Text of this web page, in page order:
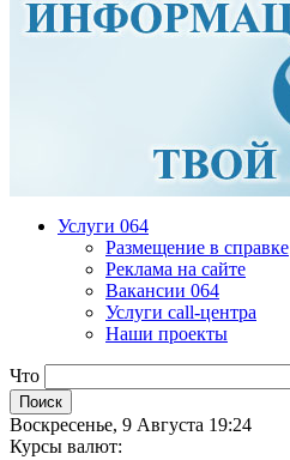
Услуги 064
Размещение в справке
Реклама на сайте
Вакансии 064
Услуги call-центра
Наши проекты
Что
Воскресенье, 9 Августа 19:24
Курсы валют: